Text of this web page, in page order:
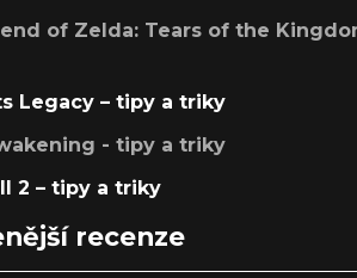
of Zelda: Tears of the
Legacy – tipy a triky
- tipy a triky
2 – tipy a triky
recenze